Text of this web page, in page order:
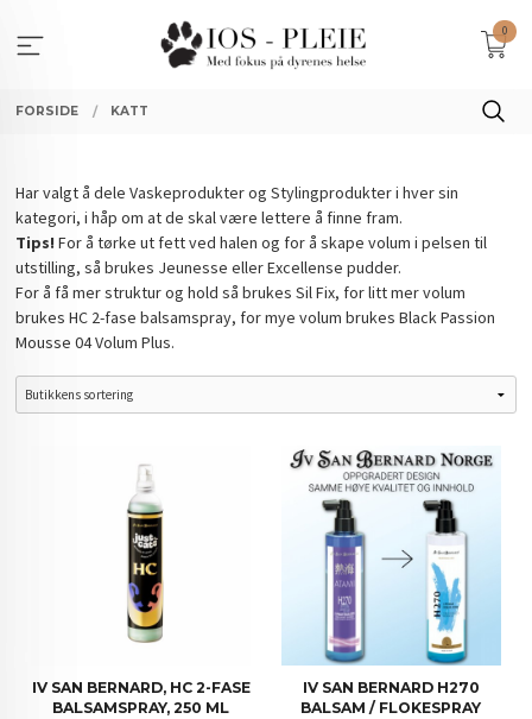
innholdet
0
FORSIDE KATT
Har valgt å dele Vaskeprodukter og Stylingprodukter i hver sin
kategori, i håp om at de skal være lettere å finne fram.
Tips! For å tørke ut fett ved halen og for å skape volum i pelsen til
utstilling, så brukes Jeunesse eller Excellense pudder.
For å få mer struktur og hold så brukes Sil Fix, for litt mer volum
brukes HC 2-fase balsamspray, for mye volum brukes Black Passion
Mousse 04 Volum Plus.
IV SAN BERNARD, HC 2-FASE
BALSAMSPRAY, 250 ML
IV SAN BERNARD H270
BALSAM / FLOKESPRAY